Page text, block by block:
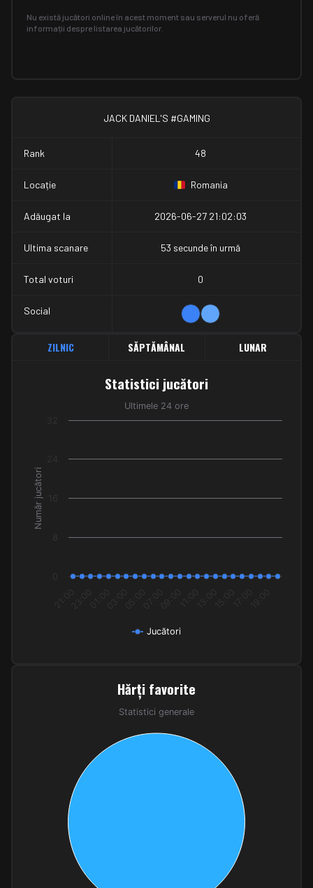
Nu există jucători online în acest moment sau serverul nu oferă
informații despre listarea jucătorilor.
JACK DANIEL'S #GAMING
Rank 48
Locație Romania
Adăugat la 2026-06-27 21:02:03
Ultima scanare 53 secunde în urmă
Total voturi 0
Social
ZILNIC SĂPTĂMÂNAL LUNAR
Statistici jucători
Line chart with 24 data points.
Număr jucători
Statistici jucători
Ultimele 24 ore
Jucători
Hărți favorite
Statistici generale